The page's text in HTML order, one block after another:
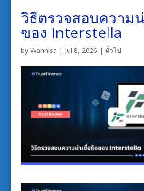
วิธีตรวจสอบความ
ของ Interstella
by Wannisa | Jul 8, 2026 | ทั่วไป